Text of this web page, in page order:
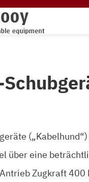
über eine
Zugkraft 400